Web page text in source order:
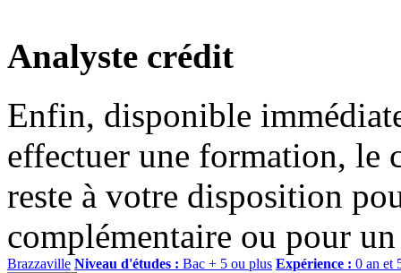
Analyste crédit
Enfin, disponible
effectuer une formation, le
reste à votre disposition
complémentaire ou pour
Brazzaville Niveau d'études : Bac + 5 ou plus Expérience : 0 an et